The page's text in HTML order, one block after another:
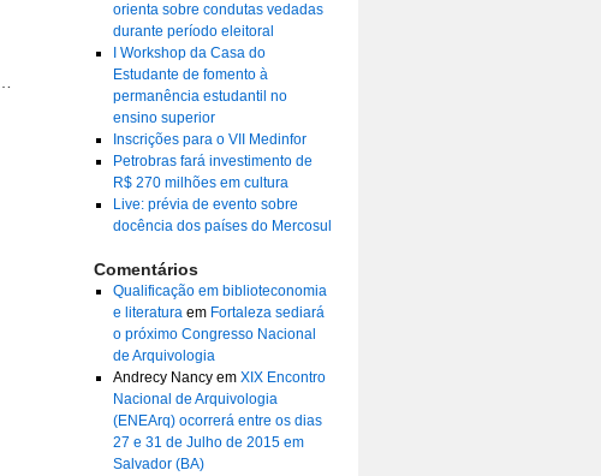
orienta sobre condutas vedadas
durante período eleitoral
I Workshop da Casa do
Estudante de fomento à
permanência estudantil no
ensino superior
Inscrições para o VII Medinfor
Petrobras fará investimento de
R$ 270 milhões em cultura
Live: prévia de evento sobre
docência dos países do Mercosul
Comentários
Qualificação em biblioteconomia
e literaturaem Fortaleza sediará
o próximo Congresso Nacional
de Arquivologia
Andrecy Nancyem XIX Encontro
Nacional de Arquivologia
(ENEArq) ocorrerá entre os dias
27 e 31 de Julho de 2015 em
Salvador (BA)